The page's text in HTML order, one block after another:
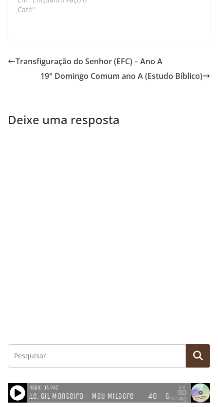
Café"
Transfiguração do Senhor (EFC) – Ano A
19° Domingo Comum ano A (Estudo Bíblico)
Deixe uma resposta